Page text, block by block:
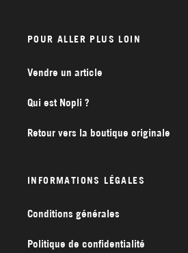
POUR ALLER PLUS LOIN
Vendre un article
Qui est Nopli ?
Retour vers la boutique originale
INFORMATIONS LÉGALES
Conditions générales
Politique de confidentialité